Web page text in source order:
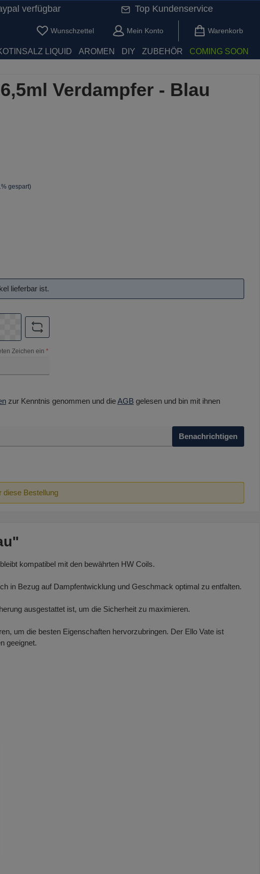
verfügbar Top Kundenservice
Wunschzettel Du hast 0 Produkte auf dem Merkzettel
Mein Konto Warenkorb
LIQUID AROMEN DIY ZUBEHÖR COMING SOON
Verdampfer - Blau
gespart)
lieferbar ist.
Zeichen ein *
zur Kenntnis genommen und dieAGB gelesen und bin mit ihnen
Benachrichtigen
diese Bestellung
kompatibel mit den bewährten HW Coils.
in Bezug auf Dampfentwicklung und Geschmack optimal zu entfalten.
ausgestattet ist, um die Sicherheit zu maximieren.
um die besten Eigenschaften hervorzubringen. Der Ello Vate ist
geeignet.